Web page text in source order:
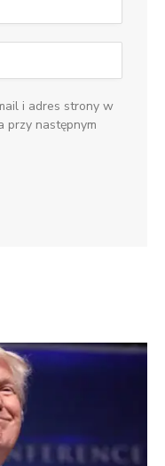
i adres strony w
przy następnym